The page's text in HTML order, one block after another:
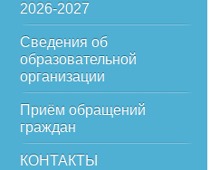
2026-2027
Сведения об
образовательной
организации
Приём обращений
граждан
КОНТАКТЫ